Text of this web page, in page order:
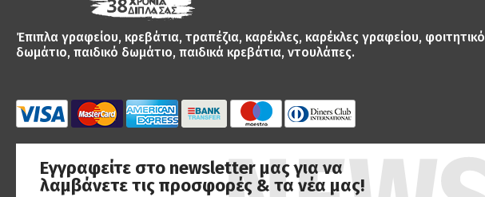
Έπιπλα γραφείου, κρεβάτια, τραπέζια, καρέκλες, καρέκλες γραφείου, φοιτητικό
δωμάτιο, παιδικό δωμάτιο, παιδικά κρεβάτια, ντουλάπες.
Εγγραφείτε στο newsletter μας για να
λαμβάνετε τις προσφορές & τα νέα μας!